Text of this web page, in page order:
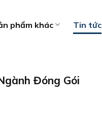
phẩm khác Tin tức
Đóng Gói